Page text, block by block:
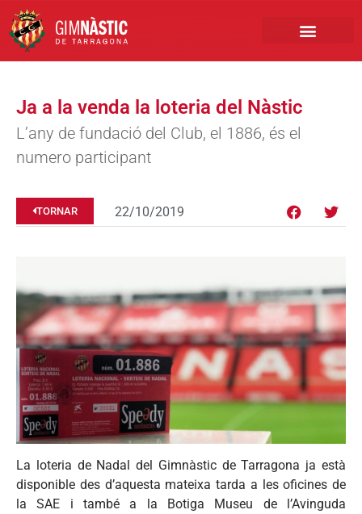
Ja a la venda la loteria del Nàstic
L’any de fundació del Club, el 1886, és el
numero participant
TORNAR 22/10/2019
La loteria de Nadal del Gimnàstic de Tarragona ja està
disponible des d’aquesta mateixa tarda a les oficines de
la SAE i també a la Botiga Museu de l’Avinguda